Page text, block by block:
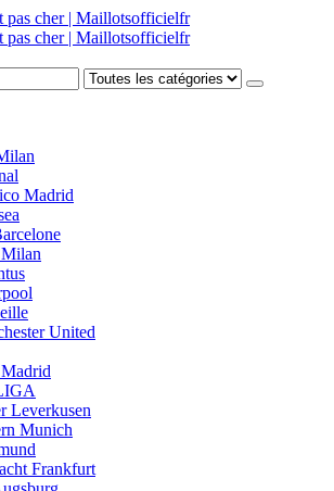
Madrid
United
Leverkusen
Munich
Frankfurt